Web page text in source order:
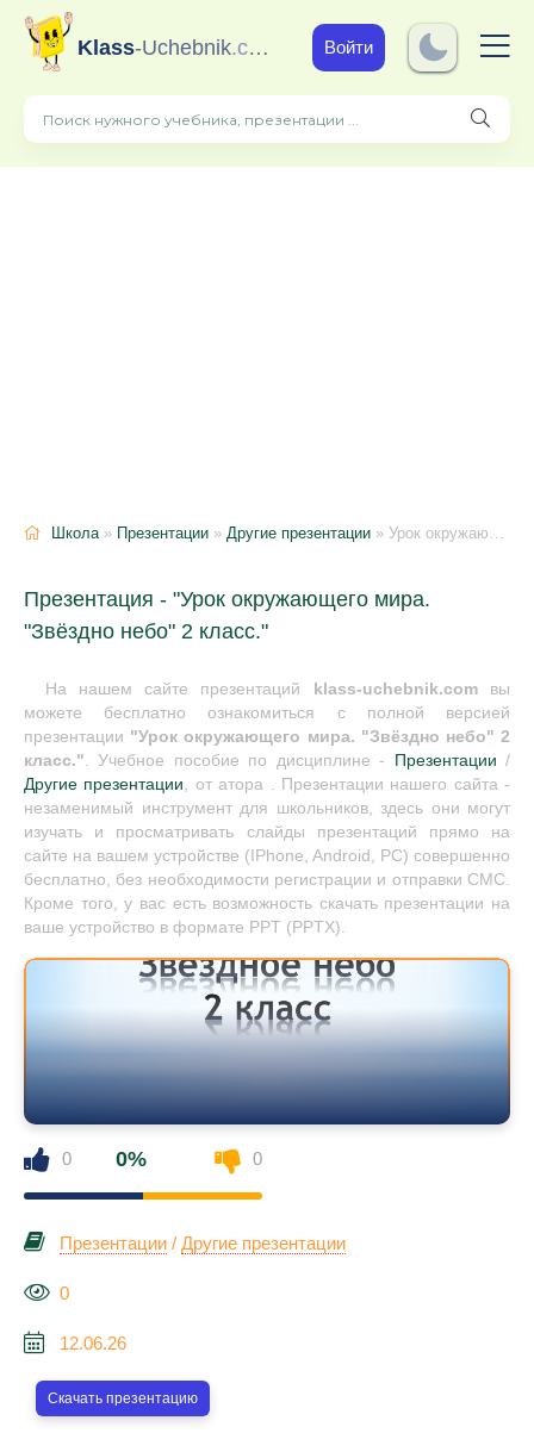
Klass-Uchebnik.com Войти
Школа» Презентации » Другие презентации » Урок окружающего мира. "Звёздно небо" 2 класс.
Презентация - "Урок окружающего мира.
"Звёздно небо" 2 класс."
На нашем сайте презентаций klass-uchebnik.comвы
можете бесплатно ознакомиться с полной версией
презентации "Урок окружающего мира. "Звёздно небо" 2
класс.". Учебное пособие по дисциплине - Презентации /
Другие презентации, от атора . Презентации нашего сайта -
незаменимый инструмент для школьников, здесь они могут
изучать и просматривать слайды презентаций прямо на
сайте на вашем устройстве (IPhone, Android, PC) совершенно
бесплатно, без необходимости регистрации и отправки СМС.
Кроме того, у вас есть возможность скачать презентации на
ваше устройство в формате PPT (PPTX).
0 0% 0
Презентации / Другие презентации
0
12.06.26
Скачать презентацию